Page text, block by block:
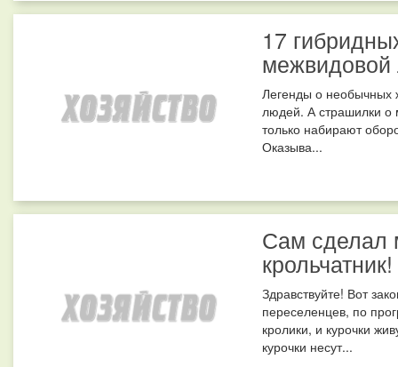
17
Легенды о необычных
людей. А страшилки о
только набирают
Оказыва...
Сам сделал
крольчатник!
Здравствуйте! Вот
переселенцев, по
кролики, и курочки
курочки несут...